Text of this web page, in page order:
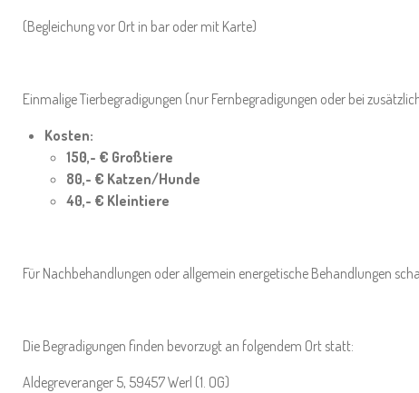
(Begleichung vor Ort in bar oder mit Karte)
Einmalige Tierbegradigungen (nur Fernbegradigungen oder bei
Kosten:
150,- € Großtiere
80,- € Katzen/Hunde
40,- € Kleintiere
Für Nachbehandlungen oder allgemein energetische Behandlungen
Die Begradigungen finden bevorzugt an folgendem Ort statt:
Aldegreveranger 5, 59457 Werl (1. OG)